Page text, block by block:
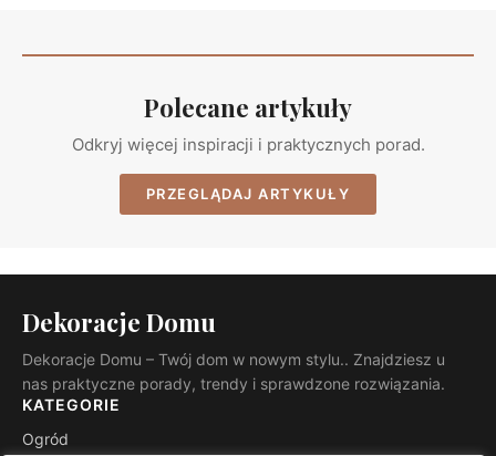
Polecane artykuły
Odkryj więcej inspiracji i praktycznych porad.
PRZEGLĄDAJ ARTYKUŁY
Dekoracje Domu
Dekoracje Domu – Twój dom w nowym stylu.. Znajdziesz u
nas praktyczne porady, trendy i sprawdzone rozwiązania.
KATEGORIE
Ogród